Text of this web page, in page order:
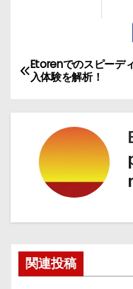
投
ビ
ゲ
シ
ョ
Etorenでのスピーデ
入体験を解析！
関連投稿